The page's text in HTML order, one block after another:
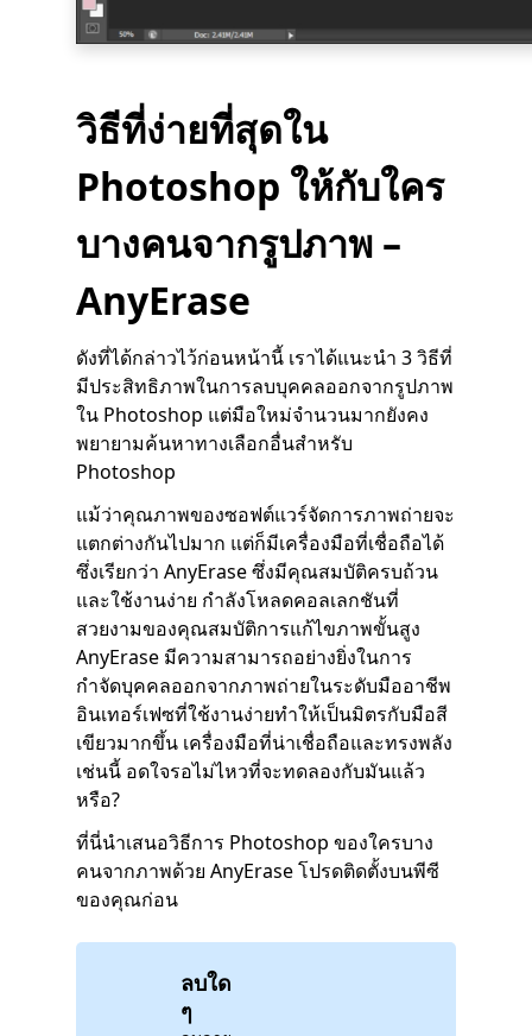
วิธีที่ง่ายที่สุดใน
Photoshop ให้กับใคร
บางคนจากรูปภาพ –
AnyErase
ดังที่ได้กล่าวไว้ก่อนหน้านี้ เราได้แนะนำ 3 วิธีที่
มีประสิทธิภาพในการลบบุคคลออกจากรูปภาพ
ใน Photoshop แต่มือใหม่จำนวนมากยังคง
พยายามค้นหาทางเลือกอื่นสำหรับ
Photoshop
แม้ว่าคุณภาพของซอฟต์แวร์จัดการภาพถ่ายจะ
แตกต่างกันไปมาก แต่ก็มีเครื่องมือที่เชื่อถือได้
ซึ่งเรียกว่า AnyErase ซึ่งมีคุณสมบัติครบถ้วน
และใช้งานง่าย กำลังโหลดคอลเลกชันที่
สวยงามของคุณสมบัติการแก้ไขภาพขั้นสูง
AnyErase มีความสามารถอย่างยิ่งในการ
กำจัดบุคคลออกจากภาพถ่ายในระดับมืออาชีพ
อินเทอร์เฟซที่ใช้งานง่ายทำให้เป็นมิตรกับมือสี
เขียวมากขึ้น เครื่องมือที่น่าเชื่อถือและทรงพลัง
เช่นนี้ อดใจรอไม่ไหวที่จะทดลองกับมันแล้ว
หรือ?
ที่นี่นำเสนอวิธีการ Photoshop ของใครบาง
คนจากภาพด้วย AnyErase โปรดติดตั้งบนพีซี
ของคุณก่อน
ลบใด
ๆ